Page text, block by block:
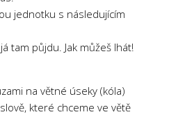
jednotku s následujícím
tam půjdu. Jak můžeš lhát!
na větné úseky (kóla)
které chceme ve větě